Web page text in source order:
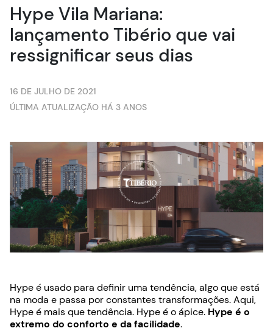
Hype Vila Mariana:
lançamento Tibério que vai
ressignificar seus dias
16 DE JULHO DE 2021
ÚLTIMA ATUALIZAÇÃO HÁ 3 ANOS
Hype é usado para definir uma tendência, algo que está
na moda e passa por constantes transformações. Aqui,
Hype é mais que tendência. Hype é o ápice. Hype é o
extremo do conforto e da facilidade.